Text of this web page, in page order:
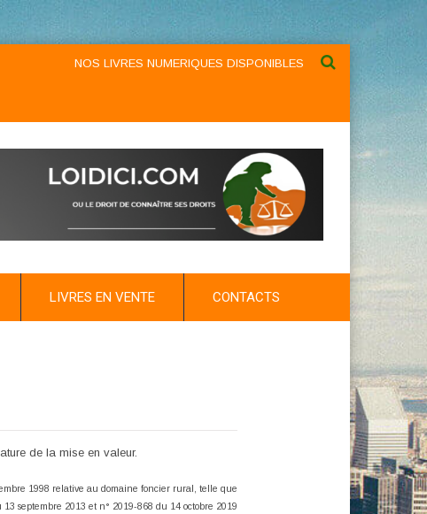
NOS LIVRES NUMERIQUES DISPONIBLES AU NIVEAU DU MENU
LIVRES EN VENTE CONTACTS
de la mise en valeur.
1998 relative au domaine foncier rural, telle que
septembre 2013 et n° 2019-868 du 14 octobre 2019